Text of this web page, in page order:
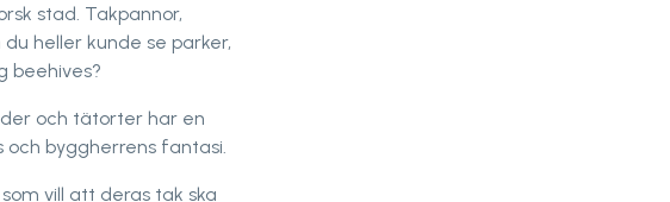
stad. Takpannor,
heller kunde se parker,
beehives?
och tätorter har en
byggherrens fantasi.
vill att deras tak ska